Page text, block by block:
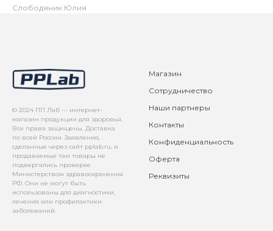
Слободяник Юлия
© 2024 ПП Лаб — интернет-
магазин продукции для здоровья.
Все права защищены. Доставка
по всей России. Заявления,
сделанные через сайт pplab.ru, и
продаваемые там товары не
подвергались проверке
Министерством здравоохранения
РФ. Они не могут быть
использованы для диагностики,
лечения или профилактики
заболеваний.
Магазин
Сотрудничество
Наши партнеры
Контакты
Конфиденциальность
Оферта
Реквизиты